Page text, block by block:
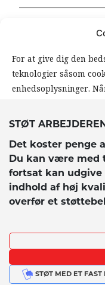
For at give dig den
teknologier såsom
enhedsoplysninger.
teknologier, giver du
din browseradfærd
kan det påvirke visse
hjemmesiden negativt.
STØT
Det koster penge
Du kan være med
fortsat kan
indhold af høj
overfør et
STØT MED ET
© 2026